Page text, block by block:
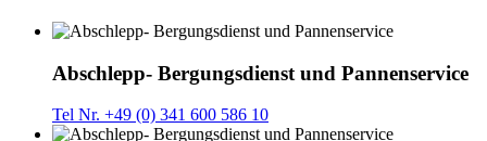
Abschlepp- Bergungsdienst und Pannenservice
Tel Nr. +49 (0) 341 600 586 10